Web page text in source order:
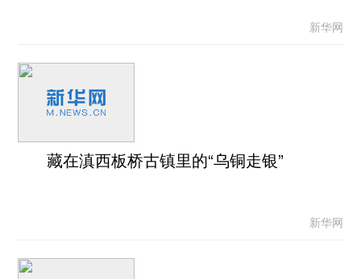
新华网
藏在滇西板桥古镇里的“乌铜走银”
新华网